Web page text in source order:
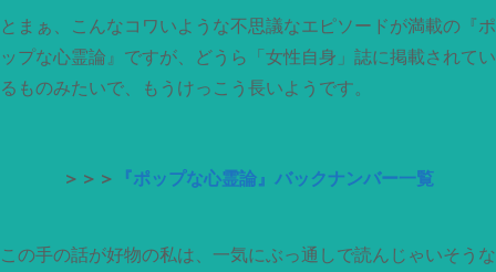
とまぁ、こんなコワいような不思議なエピソードが満載の『ポ
ップな心霊論』ですが、どうら「女性自身」誌に掲載されてい
るものみたいで、もうけっこう長いようです。
＞＞＞ 『ポップな心霊論』バックナンバー一覧
この手の話が好物の私は、一気にぶっ通しで読んじゃいそうな